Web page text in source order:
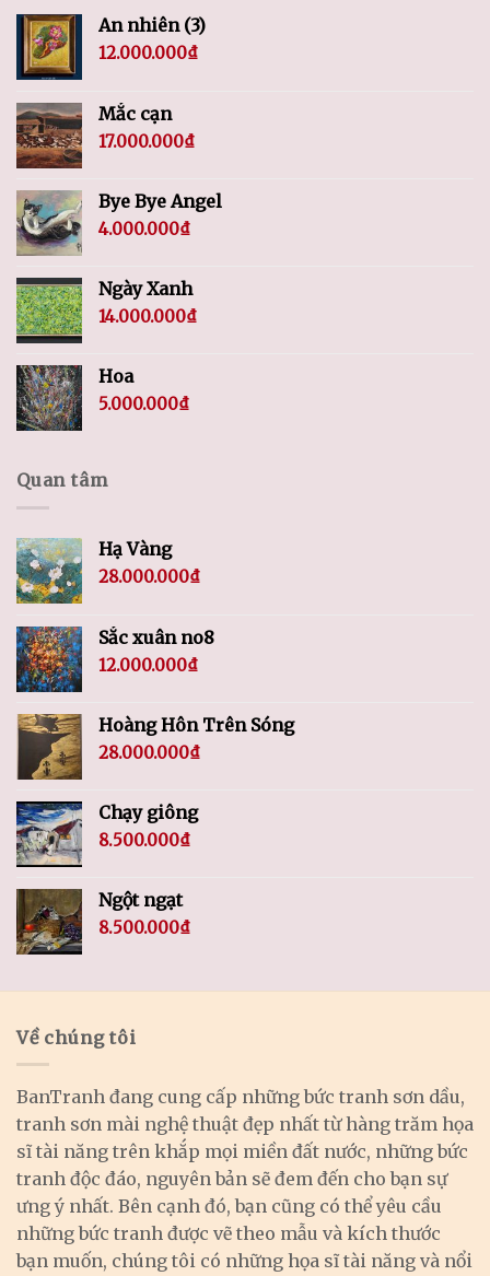
An nhiên (3)
12.000.000₫
Mắc cạn
17.000.000₫
Bye Bye Angel
4.000.000₫
Ngày Xanh
14.000.000₫
Hoa
5.000.000₫
Quan tâm
Hạ Vàng
28.000.000₫
Sắc xuân no8
12.000.000₫
Hoàng Hôn Trên Sóng
28.000.000₫
Chạy giông
8.500.000₫
Ngột ngạt
8.500.000₫
Về chúng tôi
BanTranh đang cung cấp những bức tranh sơn dầu,
tranh sơn mài nghệ thuật đẹp nhất từ hàng trăm họa
sĩ tài năng trên khắp mọi miền đất nước, những bức
tranh độc đáo, nguyên bản sẽ đem đến cho bạn sự
ưng ý nhất. Bên cạnh đó, bạn cũng có thể yêu cầu
những bức tranh được vẽ theo mẫu và kích thước
bạn muốn, chúng tôi có những họa sĩ tài năng và nổi